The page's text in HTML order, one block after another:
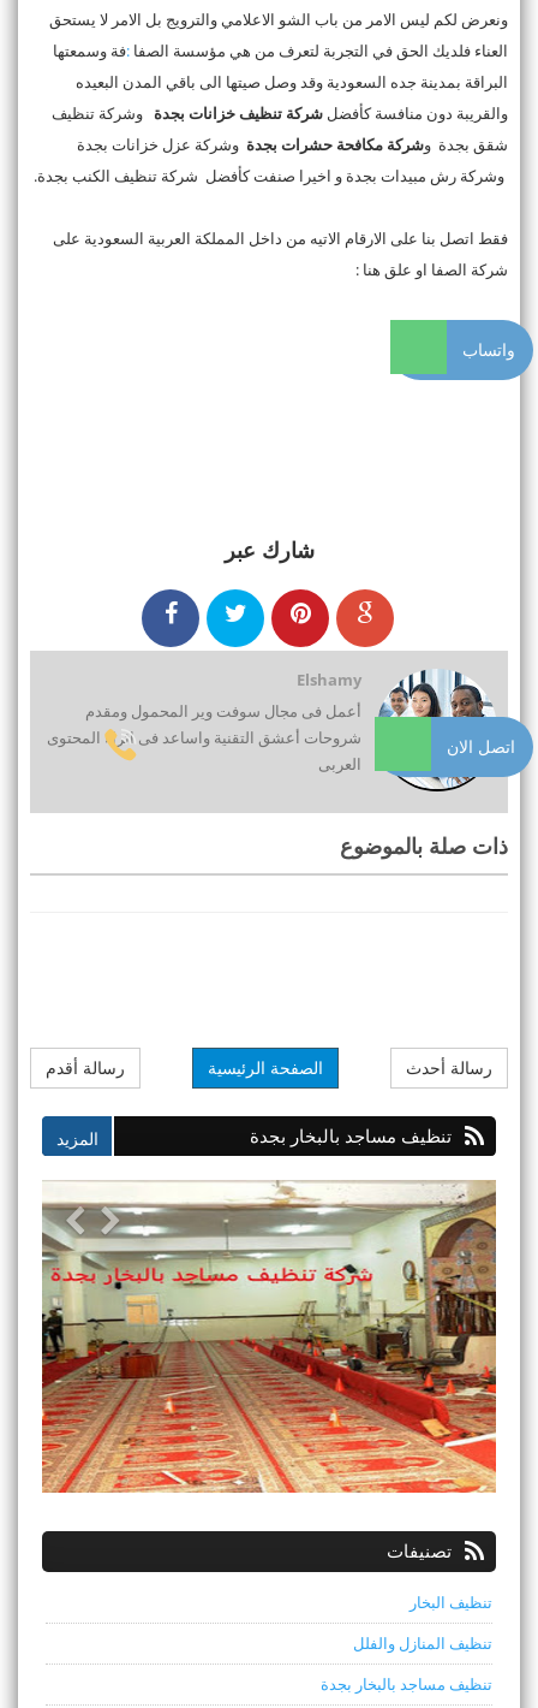
ونعرض لكم ليس الامر من باب الشو الاعلامي والترويج بل الامر لا يستحق
العناء فلديك الحق في التجربة لتعرف من هي مؤسسة الصفا :فة وسمعتها
البراقة بمدينة جده السعودية وقد وصل صيتها الى باقي المدن البعيده
والقريبة دون منافسة كأفضل شركة تنظيف خزانات بجدة وشركة تنظيف
شقق بجدة وشركة مكافحة حشرات بجدة وشركة عزل خزانات بجدة
وشركة رش مبيدات بجدة و اخيرا صنفت كأفضل شركة تنظيف الكنب بجدة.
فقط اتصل بنا على الارقام الاتيه من داخل المملكة العربية السعودية على
شركة الصفا او علق هنا :
شارك عبر
Elshamy
أعمل فى مجال سوفت وير المحمول ومقدم
شروحات أعشق التقنية واساعد فى اثراء المحتوى
العربى
ذات صلة بالموضوع
رسالة أحدث رسالة أقدم الصفحة الرئيسية
تنظيف مساجد بالبخار بجدة
تصنيفات
تنظيف البخار
تنظيف المنازل والفلل
تنظيف مساجد بالبخار بجدة
اتصل الان
واتساب